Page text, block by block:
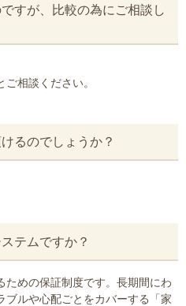
すが、比較の為にご相談し
相談ください。
るのでしょうか？
テムですか？
ための保証制度です。長期間にわ
ブルや心配ごとをカバーする「家